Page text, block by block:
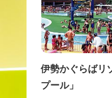
伊勢かぐらば
プール」